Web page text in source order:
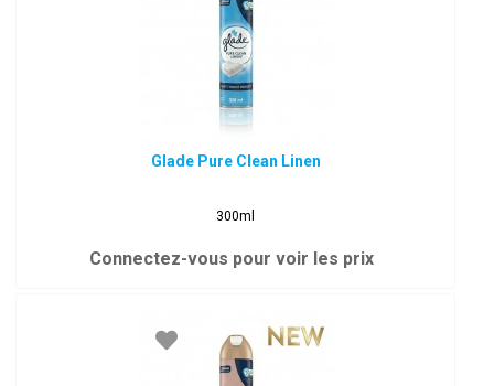
Glade Pure Clean Linen
300ml
Connectez-vous pour voir les prix